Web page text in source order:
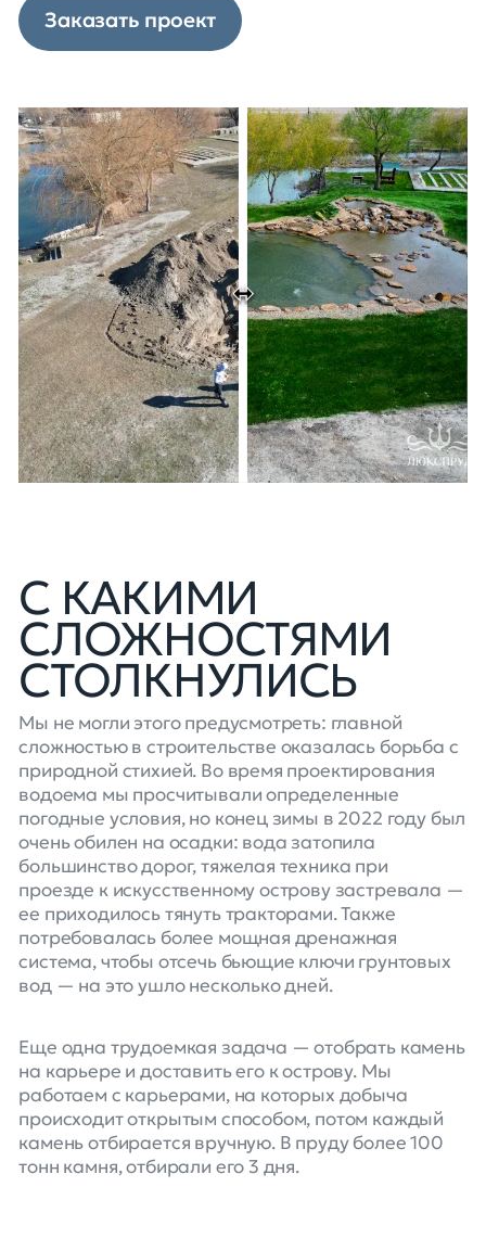
Заказать проект
С КАКИМИ
СЛОЖНОСТЯМИ
СТОЛКНУЛИСЬ
Мы не могли этого предусмотреть: главной
сложностью в строительстве оказалась борьба с
природной стихией. Во время проектирования
водоема мы просчитывали определенные
погодные условия, но конец зимы в 2022 году был
очень обилен на осадки: вода затопила
большинство дорог, тяжелая техника при
проезде к искусственному острову застревала —
ее приходилось тянуть тракторами. Также
потребовалась более мощная дренажная
система, чтобы отсечь бьющие ключи грунтовых
вод — на это ушло несколько дней.
Еще одна трудоемкая задача — отобрать камень
на карьере и доставить его к острову. Мы
работаем с карьерами, на которых добыча
происходит открытым способом, потом каждый
камень отбирается вручную. В пруду более 100
тонн камня, отбирали его 3 дня.